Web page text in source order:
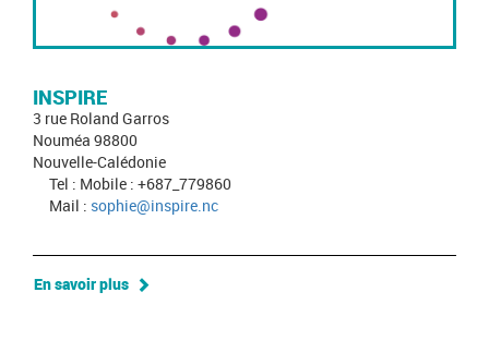
INSPIRE
3 rue Roland Garros
Nouméa 98800
Nouvelle-Calédonie
Tel : Mobile : +687_779860
Mail : sophie@inspire.nc
En savoir plus